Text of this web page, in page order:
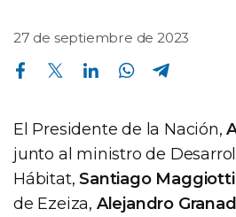
27 de septiembre de 2023
Compartir en Facebook Compartir en Twitter Compartir en Linkedin Compartir en Whatsapp
El Presidente de la Nación,
junto al ministro de
Hábitat,Santiago Maggiotti
de Ezeiza, Alejandro